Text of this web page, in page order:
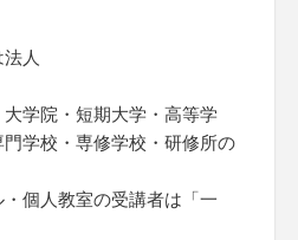
人
学院・短期大学・高等学
学校・専修学校・研修所の
個人教室の受講者は「一